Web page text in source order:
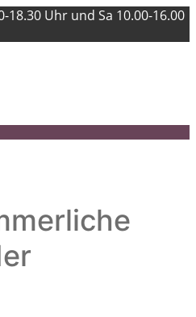
18.30 Uhr und Sa 10.00-16.00